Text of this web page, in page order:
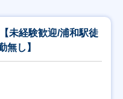
未経験歓迎/浦和駅徒
無し】